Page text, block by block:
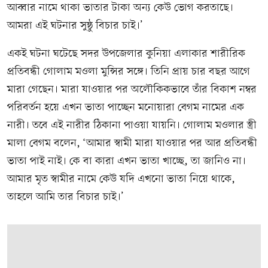
আব্বার নামে থাকা ভাতার টাকা অন্য কেউ ভোগ করতাছে।
আমরা এই ঘটনার সুষ্ঠু বিচার চাই।’
একই ঘটনা ঘটেছে সদর উপজেলার কুনিয়া এলাকার শারীরিক
প্রতিবন্ধী গোলাম মওলা মুন্সির সঙ্গে। তিনি প্রায় চার বছর আগে
মারা গেছেন। মারা যাওয়ার পর অলৌকিকভাবে তাঁর বিকাশ নম্বর
পরিবর্তন হয়ে এখন ভাতা পাচ্ছেন মনোয়ারা বেগম নামের এক
নারী। তবে এই নারীর ঠিকানা পাওয়া যায়নি। গোলাম মওলার স্ত্রী
মালা বেগম বলেন, ‘আমার স্বামী মারা যাওয়ার পর আর প্রতিবন্ধী
ভাতা পাই নাই। কে বা কারা এখন ভাতা খাচ্ছে, তা জানিও না।
আমার মৃত স্বামীর নামে কেউ যদি এখনো ভাতা নিয়ে থাকে,
তাহলে আমি তার বিচার চাই।’